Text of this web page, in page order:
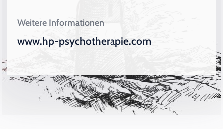
Weitere Informationen
www.hp-psychotherapie.com